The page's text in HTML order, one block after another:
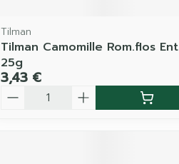
Tilman
Tilman Camomille Rom.flos Ent
25g
3,43 €
Quantité